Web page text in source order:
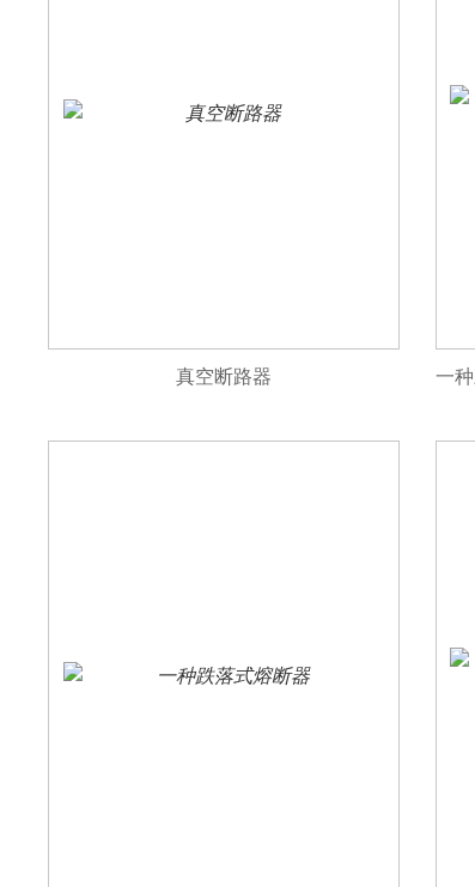
真空断路器